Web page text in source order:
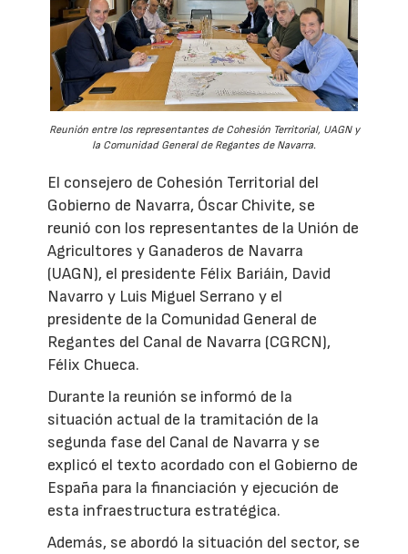
Reunión entre los representantes de Cohesión Territorial, UAGN y
la Comunidad General de Regantes de Navarra.
El consejero de Cohesión Territorial del
Gobierno de Navarra, Óscar Chivite, se
reunió con los representantes de la Unión de
Agricultores y Ganaderos de Navarra
(UAGN), el presidente Félix Bariáin, David
Navarro y Luis Miguel Serrano y el
presidente de la Comunidad General de
Regantes del Canal de Navarra (CGRCN),
Félix Chueca.
Durante la reunión se informó de la
situación actual de la tramitación de la
segunda fase del Canal de Navarra y se
explicó el texto acordado con el Gobierno de
España para la financiación y ejecución de
esta infraestructura estratégica.
Además, se abordó la situación del sector, se